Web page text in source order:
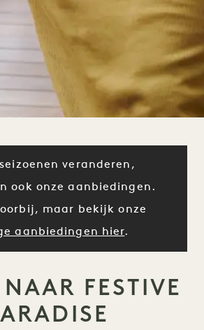
veranderen,
ook onze aanbiedingen.
maar bekijk onze
aanbiedingen hier.
FESTIVE